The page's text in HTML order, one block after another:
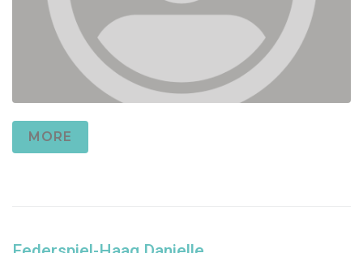
MORE